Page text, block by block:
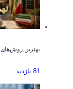
بهترین روش‌های
81 بازدید